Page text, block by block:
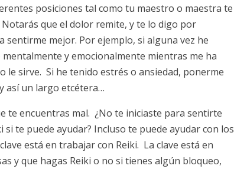
posiciones tal como tu maestro o maestra te
que el dolor remite, y te lo digo por
sentirme mejor. Por ejemplo, si alguna vez he
y emocionalmente mientras me ha
le sirve. Si he tenido estrés o ansiedad, ponerme
así un largo etcétera…
te encuentras mal. ¿No te iniciaste para sentirte
te puede ayudar? Incluso te puede ayudar con los
está en trabajar con Reiki. La clave está en
y que hagas Reiki o no si tienes algún bloqueo,